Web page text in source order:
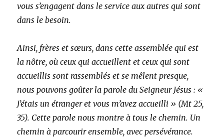
vous s’engagent dans le service aux autres qui sont
dans le besoin.
Ainsi, frères et sœurs, dans cette assemblée qui est
la nôtre, où ceux qui accueillent et ceux qui sont
accueillis sont rassemblés et se mêlent presque,
nous pouvons goûter la parole du Seigneur Jésus : «
J’étais un étranger et vous m’avez accueilli » (Mt 25,
35). Cette parole nous montre à tous le chemin. Un
chemin à parcourir ensemble, avec persévérance.